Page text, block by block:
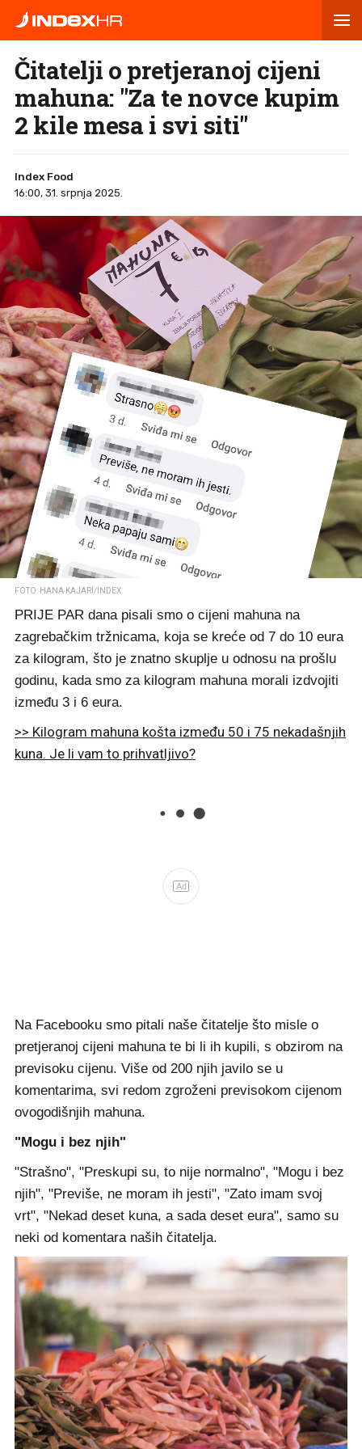
Čitatelji o pretjeranoj cijeni
mahuna: "Za te novce kupim
2 kile mesa i svi siti"
Index Food
16:00, 31. srpnja 2025.
FOTO: HANA KAJARI/INDEX
PRIJE PAR dana pisali smo o cijeni mahuna na
zagrebačkim tržnicama, koja se kreće od 7 do 10 eura
za kilogram, što je znatno skuplje u odnosu na prošlu
godinu, kada smo za kilogram mahuna morali izdvojiti
između 3 i 6 eura.
>> Kilogram mahuna košta između 50 i 75 nekadašnjih
kuna. Je li vam to prihvatljivo?
Ad
Na Facebooku smo pitali naše čitatelje što misle o
pretjeranoj cijeni mahuna te bi li ih kupili, s obzirom na
previsoku cijenu. Više od 200 njih javilo se u
komentarima, svi redom zgroženi previsokom cijenom
ovogodišnjih mahuna.
"Mogu i bez njih"
"Strašno", "Preskupi su, to nije normalno", "Mogu i bez
njih", "Previše, ne moram ih jesti", "Zato imam svoj
vrt", "Nekad deset kuna, a sada deset eura", samo su
neki od komentara naših čitatelja.